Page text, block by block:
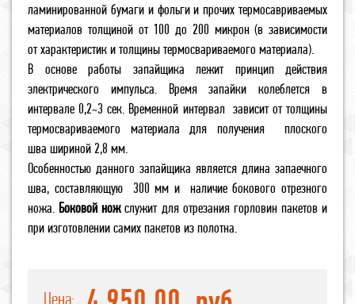
ламинированной бумаги и фольги и прочих термосавриваемых
материалов толщиной от 100 до 200 микрон (в зависимости
от характеристик и толщины термосвариваемого материала).
В основе работы запайщика лежит принцип действия
электрического импульса. Время запайки колеблется в
интервале 0,2~3 сек. Временной интервал зависит от толщины
термосвариваемого материала для получения плоского
шва шириной 2,8 мм.
Особенностью данного запайщика является длина запаечного
шва, составляющую 300 мм и наличие бокового отрезного
ножа. Боковой ножслужит для отрезания горловин пакетов и
при изготовлении самих пакетов из полотна.
Цена: